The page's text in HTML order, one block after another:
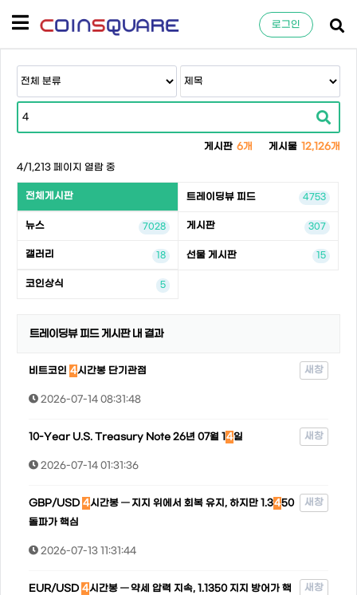
로그인
게시판 6개 게시물 12,126개
4/1,213 페이지 열람 중
전체게시판 트레이딩뷰 피드 4753
뉴스 7028 게시판 307
갤러리 18 선물 게시판 15
코인상식 5
트레이딩뷰 피드 게시판 내 결과
비트코인 4시간봉 단기관점 새창
2026-07-14 08:31:48
10-Year U.S. Treasury Note 26년 07월 1 4일 새창
2026-07-14 01:31:36
GBP/USD 4시간봉 — 지지 위에서 회복 유지, 하지만 1.3450
돌파가 핵심
새창
2026-07-13 11:31:44
EUR/USD 4시간봉 — 약세 압력 지속, 1.1350 지지 방어가 핵
새창